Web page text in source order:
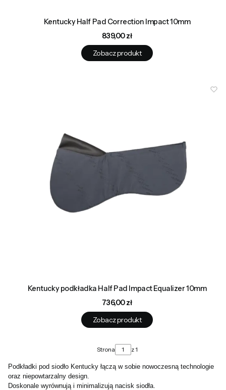
Kentucky Half Pad Correction Impact 10mm
Cena
839,00 zł
Zobacz produkt
Kentucky podkładka Half Pad Impact Equalizer 10mm
Cena
736,00 zł
Zobacz produkt
Strona z 1
Podkładki pod siodło Kentucky łączą w sobie nowoczesną technologie
oraz niepowtarzalny design.
Doskonale wyrównują i minimalizują nacisk siodła.